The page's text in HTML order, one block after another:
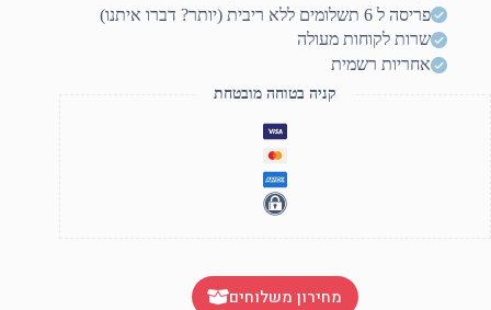
פריסה ל 6 תשלומים ללא ריבית (יותר? דברו איתנו)
שרות לקוחות מעולה
אחריות רשמית
קניה בטוחה מובטחת
מחירון משלוחים